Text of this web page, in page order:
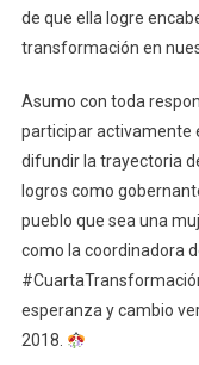
de que ella logre
transformación en
Asumo con toda
participar activamente
difundir la trayectoria
logros como
pueblo que sea una
como la coordinadora
esperanza y cambio
2018.